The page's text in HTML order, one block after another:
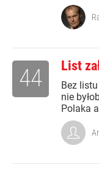
List
Bez
nie
Polaka
44